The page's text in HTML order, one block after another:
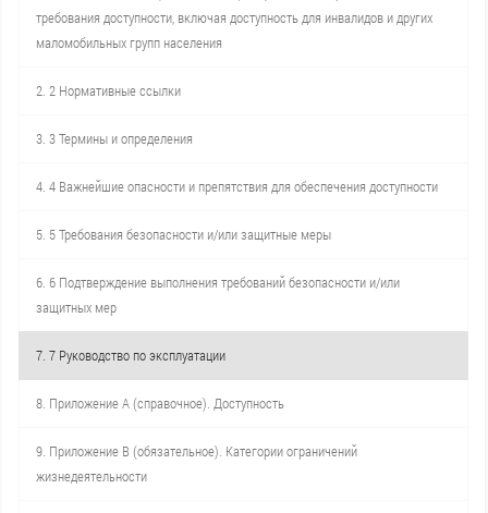
требования доступности, включая доступность для инвалидов и других
маломобильных групп населения
2. 2 Нормативные ссылки
3. 3 Термины и определения
4. 4 Важнейшие опасности и препятствия для обеспечения доступности
5. 5 Требования безопасности и/или защитные меры
6. 6 Подтверждение выполнения требований безопасности и/или
защитных мер
7. 7 Руководство по эксплуатации
8. Приложение А (справочное). Доступность
9. Приложение В (обязательное). Категории ограничений
жизнедеятельности